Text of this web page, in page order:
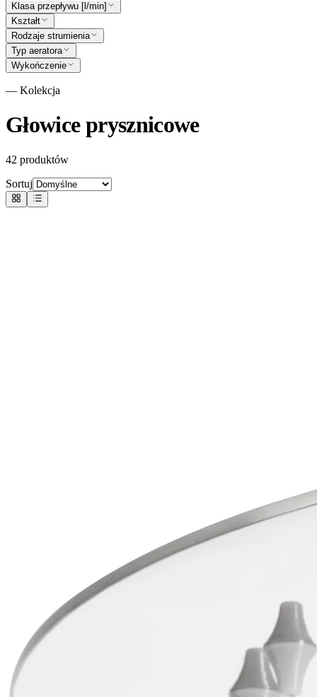
Klasa przepływu [l/min]
Kształt
Rodzaje strumienia
Typ aeratora
Wykończenie
— Kolekcja
Głowice prysznicowe
42 produktów
Sortuj